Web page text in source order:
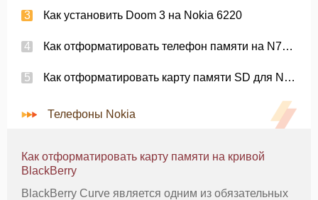
Как установить Doom 3 на Nokia 6220
Как отформатировать телефон памяти на N73 Nokia
Как отформатировать карту памяти SD для Nokia 6085
Телефоны Nokia
Как отформатировать карту памяти на кривой
BlackBerry
BlackBerry Curve является одним из обязательных